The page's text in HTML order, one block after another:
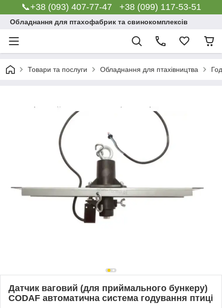
📞+38 (093) 407-77-47 +38 (099) 117-53-51
Обладнання для птахофабрик та свинокомплексів
Товари та послуги Обладнання для птахівництва
Датчик ваговий (для приймального бункеру)
CODAF автоматична система годування птиці